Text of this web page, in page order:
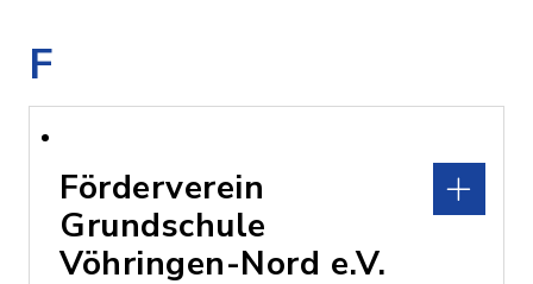
F
Förderverein
Grundschule
Vöhringen-Nord e.V.